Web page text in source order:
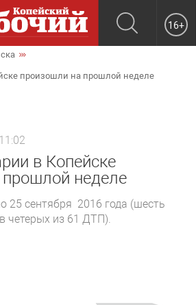
16+
произошли на прошлой неделе
в Копейске
неделе
25 сентября 2016 года (шесть
четерых из 61 ДТП).